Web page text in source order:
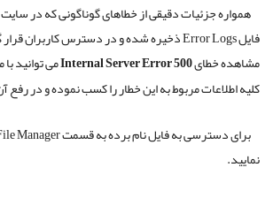
همواره جزئیات دقیقی از خطاهای گوناگونی که در
فایل
ذخیره شده و در دسترس کاربران
مشاهده خطایInternal Server Error 500می توانید
کلیه اطلاعات مربوط به این خطار را کسب نموده و در
برای دسترسی به فایل نام برده به قسمت
نمایید.